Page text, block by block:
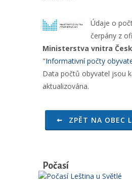
Údaje o
čerpány z
Ministerstva vnitra
"Informativní počty
Data počtů obyvatel jsou
aktualizována.
ZPĚT NA OBEC
Počasí